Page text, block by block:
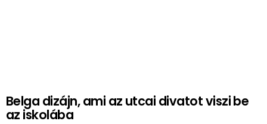
Belga dizájn, ami az utcai divatot viszi be
az iskolába